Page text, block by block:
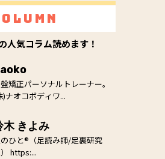
人気コラム読めます！
矯正パーソナルトレーナー。
)ナオコボディワ...
木 きよみ
ひと®（足読み師/足裏研究
https:...